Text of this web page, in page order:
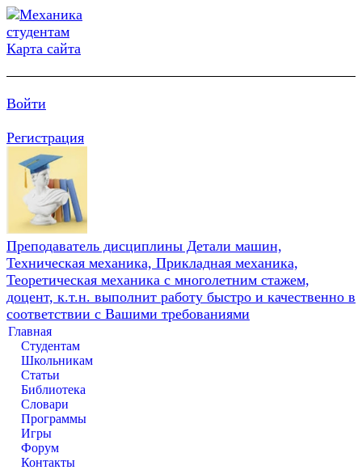
Карта сайта
Войти
Регистрация
Преподаватель дисциплины Детали машин,
Техническая механика, Прикладная механика,
Теоретическая механика с многолетним стажем,
доцент, к.т.н. выполнит работу быстро и качественно в
соответствии с Вашими требованиями
Главная
Студентам
Школьникам
Статьи
Библиотека
Словари
Программы
Игры
Форум
Контакты